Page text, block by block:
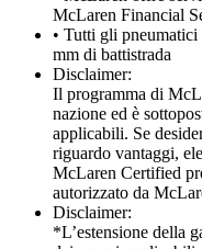
McLaren Financial
• Tutti gli
mm di battistrada
Disclaimer:
Il programma di
nazione ed è
applicabili. Se
riguardo vantaggi,
McLaren Certified
autorizzato da
Disclaimer:
*L’estensione della